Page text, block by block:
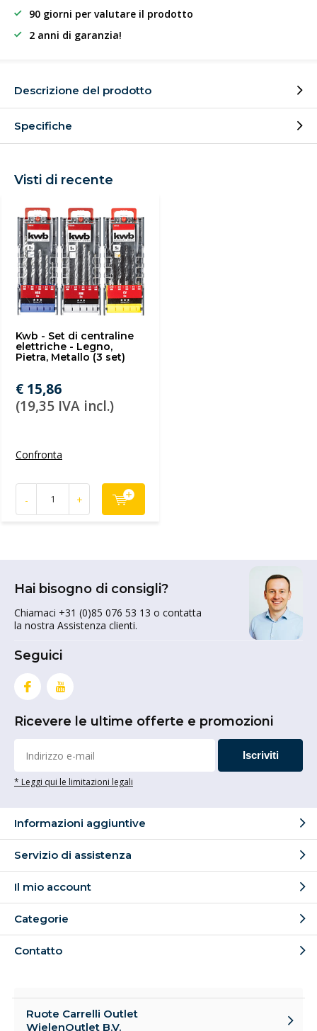
90 giorni per valutare il prodotto
2 anni di garanzia!
Descrizione del prodotto
Specifiche
Visti di recente
Kwb - Set di centraline
elettriche - Legno,
Pietra, Metallo (3 set)
€ 15,86
(19,35 IVA incl.)
Confronta
- +
Hai bisogno di consigli?
Chiamaci +31 (0)85 076 53 13 o contatta
la nostra Assistenza clienti.
Seguici
Ricevere le ultime offerte e promozioni
Iscriviti
* Leggi qui le limitazioni legali
Informazioni aggiuntive
Servizio di assistenza
Il mio account
Categorie
Contatto
Ruote Carrelli Outlet
WielenOutlet B.V.